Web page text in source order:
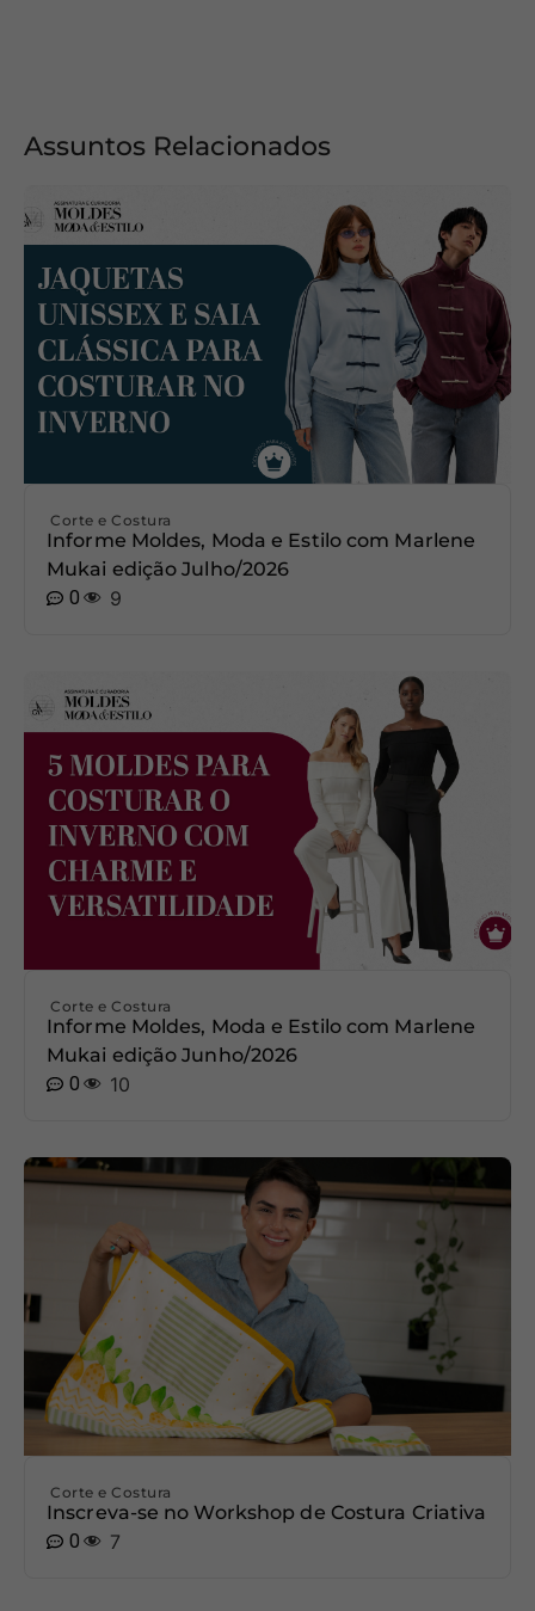
Assuntos Relacionados
Corte e Costura
Informe Moldes, Moda e Estilo com Marlene
Mukai edição Julho/2026
0
9
Corte e Costura
Informe Moldes, Moda e Estilo com Marlene
Mukai edição Junho/2026
0
10
Corte e Costura
Inscreva-se no Workshop de Costura Criativa
0
7